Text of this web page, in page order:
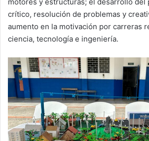
crítico, resolución de problemas y
aumento en la motivación por carreras
ciencia, tecnología e ingeniería.